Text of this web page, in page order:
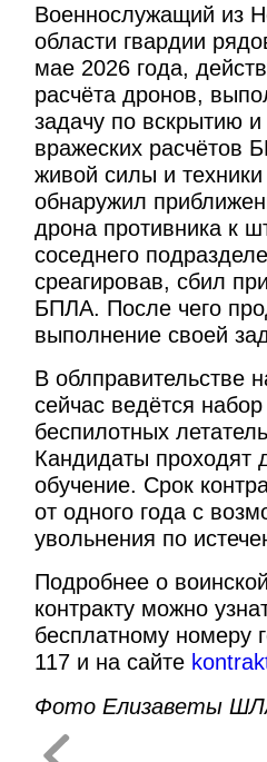
Военнослужащий из
области гвардии
мае 2026 года,
расчёта дронов,
задачу по вскрытию
вражеских расчётов
живой силы и
обнаружил
дрона противника к
соседнего
среагировав, сбил
БПЛА. После чего
выполнение своей
В облправительстве
сейчас ведётся
беспилотных
Кандидаты проходят
обучение. Срок
от одного года с
увольнения по
Подробнее о
контракту можно
бесплатному номеру
117 и на сайте
Фото Елизаветы